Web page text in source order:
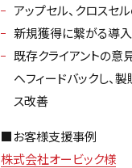
アップセル、クロス
新規獲得に繋がる導
既存クライアントの意
へフィードバックし、
ス改善
■お客様支援事例
株式会社オービック様